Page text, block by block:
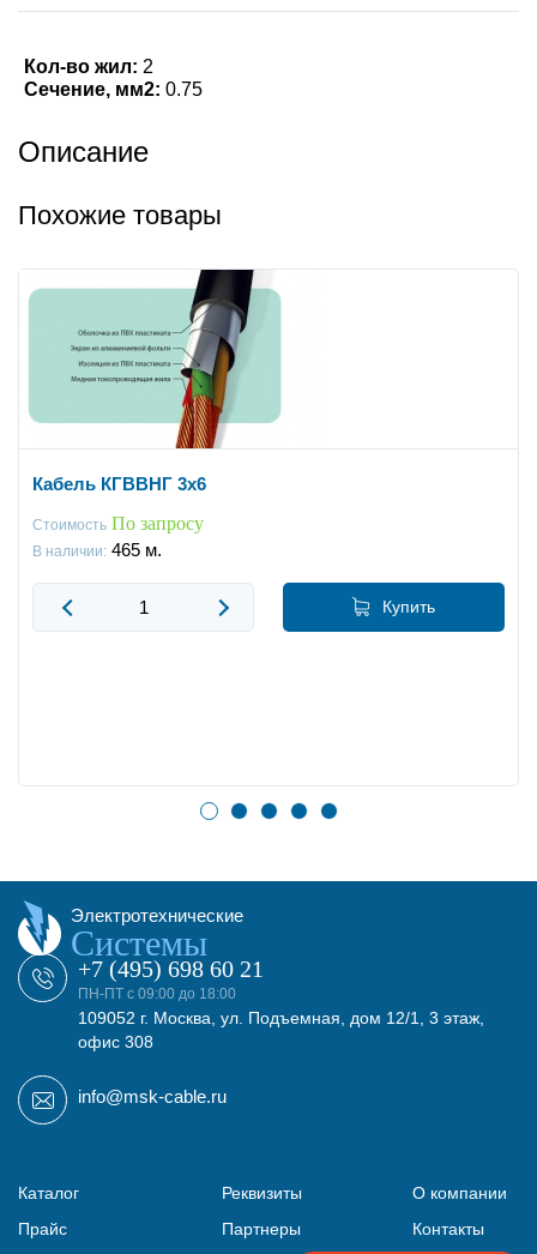
Кол-во жил: 2
Сечение, мм2: 0.75
Описание
Похожие товары
Кабель КГВВНГ 3x6
Стоимость По запросу
В наличии: 465 м.
Купить
Электротехнические
Системы
+7 (495) 698 60 21
ПН-ПТ с 09:00 до 18:00
109052 г. Москва, ул. Подъемная, дом 12/1, 3 этаж,
офис 308
info@msk-cable.ru
Каталог
Прайс
Реквизиты
Партнеры
О компании
Контакты